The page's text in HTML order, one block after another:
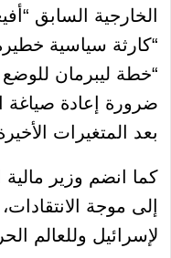
الخارجية السابق
“كارثة سياسية
“خطة ليبرمان
ضرورة إعادة صياغة
بعد المتغيرات
كما انضم وزير
إلى موجة
لإسرائيل وللعالم